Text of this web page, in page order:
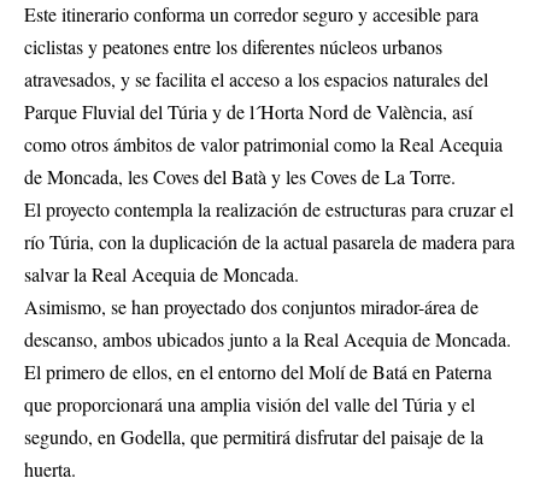
Este itinerario conforma un corredor seguro y accesible para
ciclistas y peatones entre los diferentes núcleos urbanos
atravesados, y se facilita el acceso a los espacios naturales del
Parque Fluvial del Túria y de l´Horta Nord de València, así
como otros ámbitos de valor patrimonial como la Real Acequia
de Moncada, les Coves del Batà y les Coves de La Torre.
El proyecto contempla la realización de estructuras para cruzar el
río Túria, con la duplicación de la actual pasarela de madera para
salvar la Real Acequia de Moncada.
Asimismo, se han proyectado dos conjuntos mirador-área de
descanso, ambos ubicados junto a la Real Acequia de Moncada.
El primero de ellos, en el entorno del Molí de Batá en Paterna
que proporcionará una amplia visión del valle del Túria y el
segundo, en Godella, que permitirá disfrutar del paisaje de la
huerta.